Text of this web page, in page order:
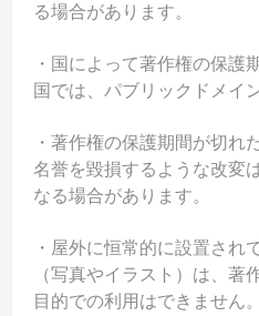
る場合があります。
・国によって著作権の保護
国では、パブリックドメイ
・著作権の保護期間が切れ
名誉を毀損するような改変
なる場合があります。
・屋外に恒常的に設置され
（写真やイラスト）は、
目的での利用はできません。